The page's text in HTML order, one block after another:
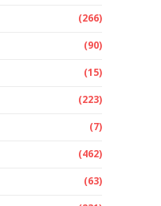
(266)
(90)
(15)
(223)
(7)
(462)
(63)